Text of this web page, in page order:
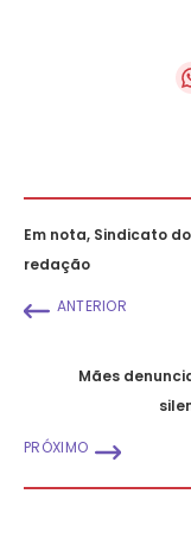
Em nota, Sindicato
redação
ANTERIOR
Mães
PRÓXIMO